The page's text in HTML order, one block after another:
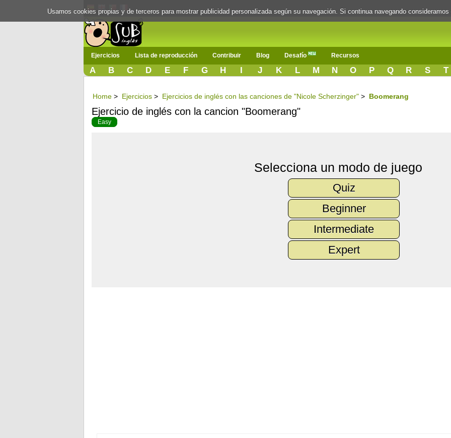
Ejercicios Lista de reproducción Contribuir Blog Desafío Recursos
A B C D E F G H I J K L M N O P Q R S T
Home > Ejercicios > Ejercicios de inglés con las canciones de "Nicole Scherzinger" > Boomerang
Ejercicio de inglés con la cancion "Boomerang"
Easy
Selecciona un modo de juego
Quiz
Beginner
Intermediate
Expert
Usamos cookies propias y de terceros para mostrar publicidad personalizada según su navegación. Si continua navegando